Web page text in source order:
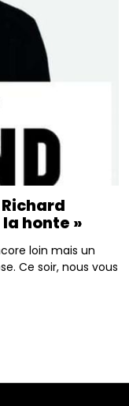
honte »
loin mais un
Ce soir, nous vous